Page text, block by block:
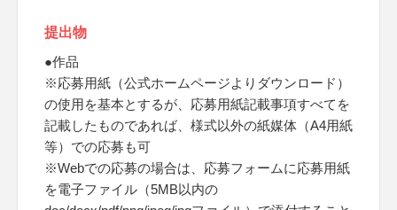
提出物
●作品
※応募用紙（公式ホームページよりダウンロード）
の使用を基本とするが、応募用紙記載事項すべてを
記載したものであれば、様式以外の紙媒体（A4用紙
等）での応募も可
※Webでの応募の場合は、応募フォームに応募用紙
を電子ファイル（5MB以内の